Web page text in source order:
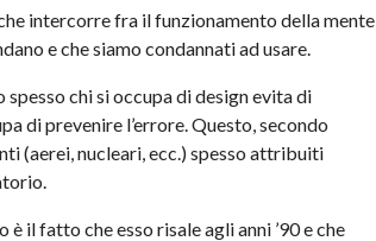
intercorre fra il funzionamento della mente
e che siamo condannati ad usare.
chi si occupa di design evita di
di prevenire l’errore. Questo, secondo
(aerei, nucleari, ecc.) spesso attribuiti
il fatto che esso risale agli anni ’90 e che